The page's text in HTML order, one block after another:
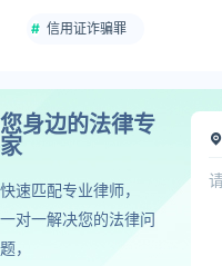
信用证诈骗罪
您身边的法律专
家
快速匹配专业律师，
一对一解决您的法律问
题，